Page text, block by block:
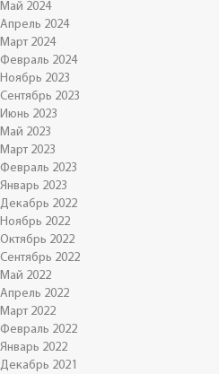
Май 2024
Апрель 2024
Март 2024
Февраль 2024
Ноябрь 2023
Сентябрь 2023
Июнь 2023
Май 2023
Март 2023
Февраль 2023
Январь 2023
Декабрь 2022
Ноябрь 2022
Октябрь 2022
Сентябрь 2022
Май 2022
Апрель 2022
Март 2022
Февраль 2022
Январь 2022
Декабрь 2021